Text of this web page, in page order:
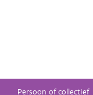
Persoon of collectief